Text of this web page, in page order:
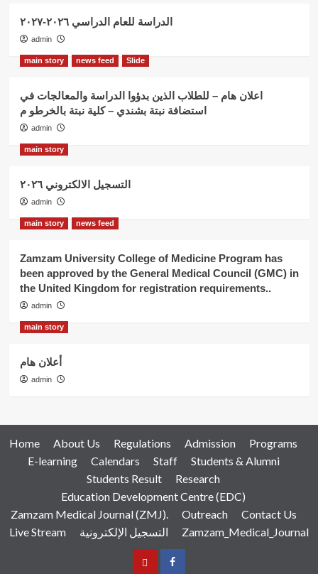
الدراسة للعام الدراسي ٢٠٢٦-٢٠٢٧
admin
main story news feed Slide
اعلان هام – للطلاب الذين بدؤوا الدراسة والمعالجات في
استضافة نبتة بشندي – كلية نبتة بالخرطو م
admin
main story
التسجيل الالكتروني ٢٠٢٦
admin
main story news feed
Zamzam University College of Medicine Program has
been approved by the General Medical Council (GMC) in
the United Kingdom for registration requirements..
admin
main story
أعلان هام
admin
Home About Us Regulations Admission
Programs
E-learning
Calendars Staff
Students & Alumni
Students Result
Research
Education Development Centre (EDC)
Zamzam Medical Journal (ZMJ).
Outreach
Contact Us
Live Stream
التسجيل الإلكترونية Zamzam_Medical_Journal